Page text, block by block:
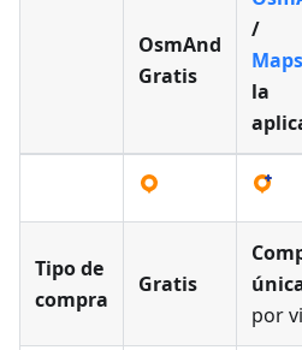
OsmAnd
Gratis
/
la
Tipo de
compra
Gratis
por